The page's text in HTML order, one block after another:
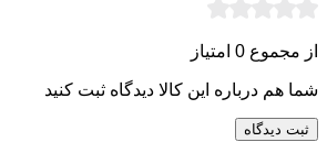
از مجموع 0 امتیاز
شما هم درباره این کالا دیدگاه ثبت کنید
ثبت دیدگاه